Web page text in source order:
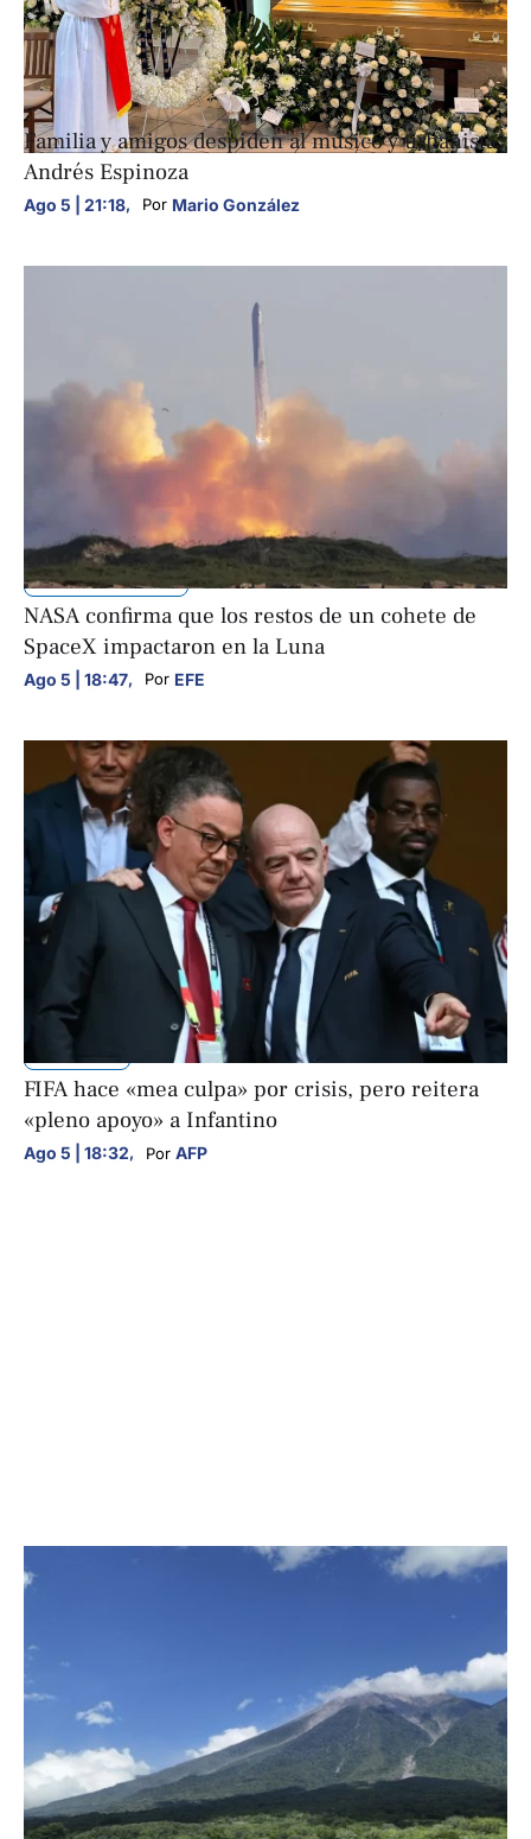
ARTE Y CULTURA
Familia y amigos despiden al músico y urbanista
Andrés Espinoza
Ago 5 | 21:18, Por Mario González
INTERNACIONALES
NASA confirma que los restos de un cohete de
SpaceX impactaron en la Luna
Ago 5 | 18:47, Por EFE
FIFA hace «mea culpa» por crisis, pero reitera
«pleno apoyo» a Infantino
Ago 5 | 18:32, Por AFP